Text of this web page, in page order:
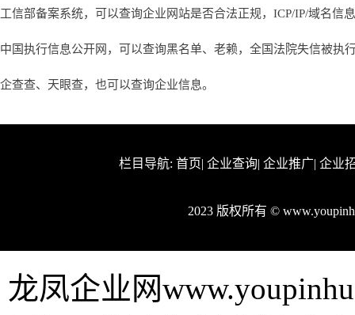
工信部备案系统，可以查询企业网站是否合法正规，ICP/IP/域名信
中国执行信息公开网，可以查询黑名单、老赖，全国法院失信被执
企查查、天眼查，也可以查询企业信息。
栏目导航: 首页| 企业查询| 企业推广| 企业
2023 版权所有 ©
龙凤企业网